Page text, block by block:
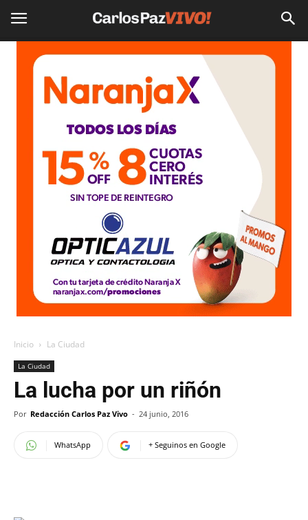
Inicio La Ciudad
La Ciudad
La lucha por un riñón
Por Redacción Carlos Paz Vivo - 24 junio, 2016
WhatsApp + Seguinos en Google